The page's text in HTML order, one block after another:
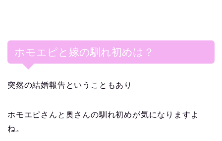
ホモエピと嫁の馴れ初めは？
突然の結婚報告ということもあり
ホモエピさんと奥さんの馴れ初めが気になりますよ
ね。